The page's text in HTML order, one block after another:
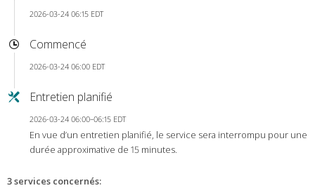
2026-03-24 06:15 EDT
Commencé
2026-03-24 06:00 EDT
Entretien planifié
2026-03-24 06:00–06:15 EDT
En vue d’un entretien planifié, le service sera interrompu pour une
durée approximative de 15 minutes.
3 services concernés: